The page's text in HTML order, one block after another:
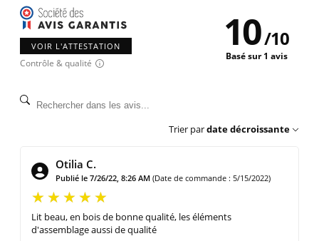
VOIR L'ATTESTATION
Contrôle & qualité
10/10
Basé sur 1 avis
Trier pardate décroissante
Otilia C.
Publié le 7/26/22, 8:26 AM (Date de commande : 5/15/2022)
Lit beau, en bois de bonne qualité, les éléments
d'assemblage aussi de qualité